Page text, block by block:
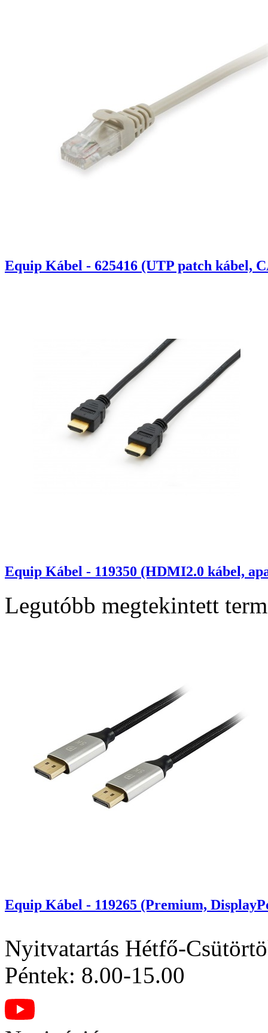
Equip Kábel - 625416 (UTP patch kábel,
Equip Kábel - 119350 (HDMI2.0 kábel,
Legutóbb megtekintett
Equip Kábel - 119265 (Premium,
Nyitvatartás Hétfő-
Péntek: 8.00-15.00